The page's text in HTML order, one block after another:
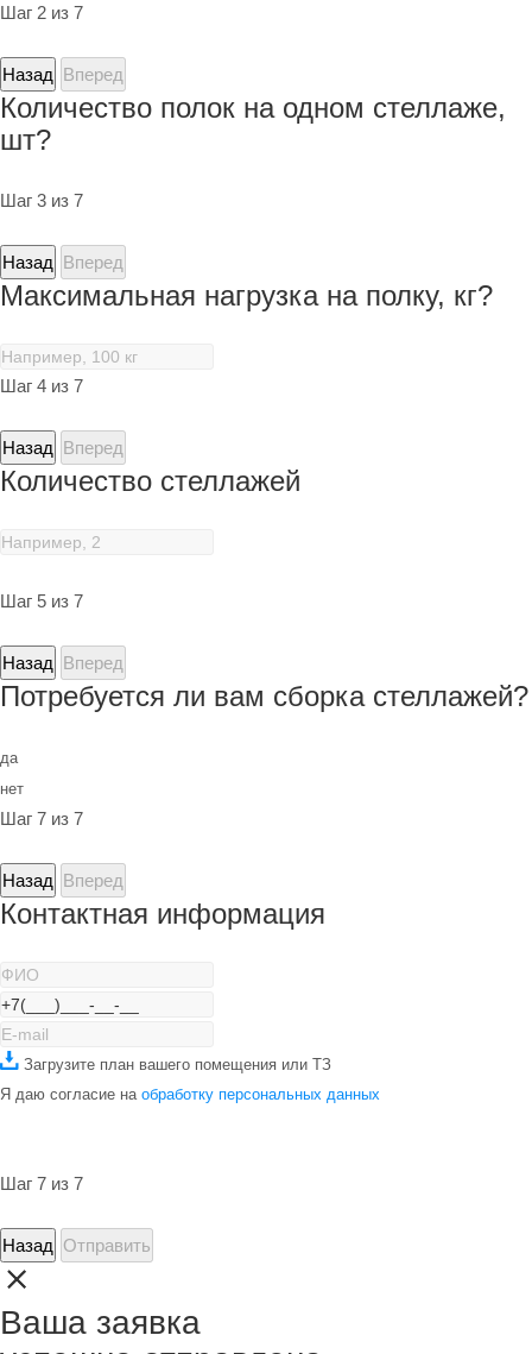
Шаг 2 из 7
Назад Вперед
Количество полок на одном стеллаже,
шт?
Шаг 3 из 7
Назад Вперед
Максимальная нагрузка на полку, кг?
Шаг 4 из 7
Назад Вперед
Количество стеллажей
Шаг 5 из 7
Назад Вперед
Потребуется ли вам сборка стеллажей?
да
нет
Шаг 7 из 7
Назад Вперед
Контактная информация
Загрузите план вашего помещения или ТЗ
Я даю согласие на обработку персональных данных
Шаг 7 из 7
Назад Отправить
Ваша заявка